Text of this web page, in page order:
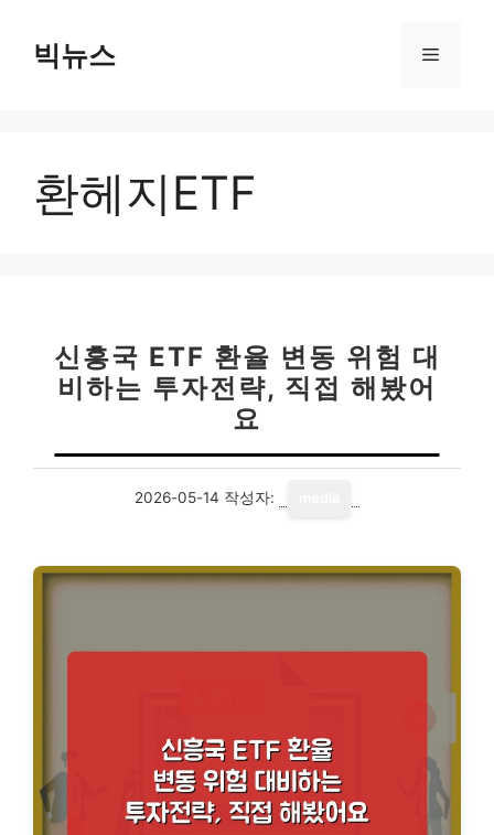
빅뉴스 메
환헤지ETF
신흥국 ETF 환율 변동 위험 대
비하는 투자전략, 직접 해봤어
요
2026-05-14 작성자: